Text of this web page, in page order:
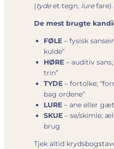
(tydeet tegn, lurefare).
De mest brugte
FØLE – fysisk
kulde”
HØRE – auditiv
trin”
TYDE – fortolke;
bag ordene”
LURE – ane eller
SKUE – se/skimle;
brug
Tjek altid